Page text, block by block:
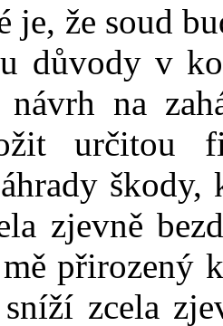
je, že soud
důvody v
na
určitou
zjevně
přirozený
zcela